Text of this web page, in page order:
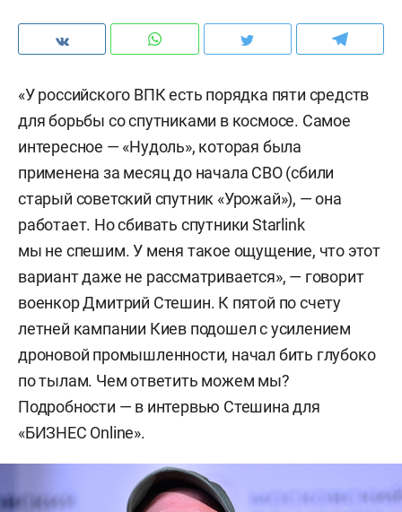
«У российского ВПК есть порядка пяти средств
для борьбы со спутниками в космосе. Самое
интересное — «Нудоль», которая была
применена за месяц до начала СВО (сбили
старый советский спутник «Урожай»), — она
работает. Но сбивать спутники Starlink
мы не спешим. У меня такое ощущение, что этот
вариант даже не рассматривается», — говорит
военкор Дмитрий Стешин. К пятой по счету
летней кампании Киев подошел с усилением
дроновой промышленности, начал бить глубоко
по тылам. Чем ответить можем мы?
Подробности — в интервью Стешина для
«БИЗНЕС Online».